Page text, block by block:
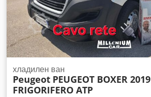
хладилен ван
Peugeot PEUGEOT BOXER 2019
FRIGORIFERO ATP